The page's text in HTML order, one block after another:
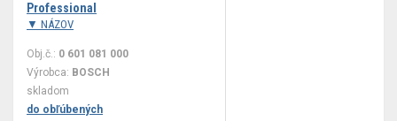
▼ NÁZOV
Professional
Obj.č.: 0 601 081 000
Výrobca: BOSCH
skladom
do obľúbených